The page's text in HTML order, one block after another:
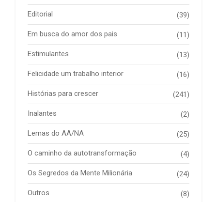
Editorial (39)
Em busca do amor dos pais (11)
Estimulantes (13)
Felicidade um trabalho interior (16)
Histórias para crescer (241)
Inalantes (2)
Lemas do AA/NA (25)
O caminho da autotransformação (4)
Os Segredos da Mente Milionária (24)
Outros (8)